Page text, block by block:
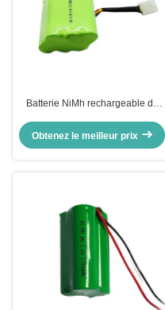
Batterie NiMh rechargeable de
électroménagers
Obtenez le meilleur prix